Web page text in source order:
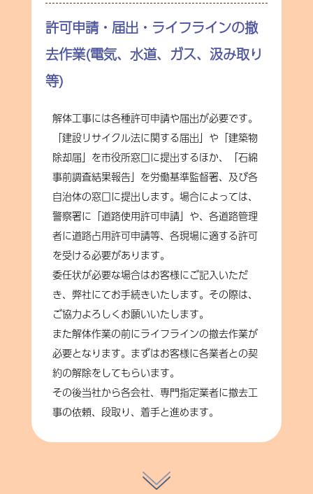
許可申請・届出・ライフラインの撤
去作業(電気、水道、ガス、汲み取り
等)
解体工事には各種許可申請や届出が必要です。
「建設リサイクル法に関する届出」や「建築物
除却届」を市役所窓口に提出するほか、「石綿
事前調査結果報告」を労働基準監督署、及び各
自治体の窓口に提出します。場合によっては、
警察署に「道路使用許可申請」や、各道路管理
者に道路占用許可申請等、各現場に適する許可
を受ける必要があります。
委任状が必要な場合はお客様にご記入いただ
き、弊社にてお手続きいたします。その際は、
ご協力よろしくお願いいたします。
また解体作業の前にライフラインの撤去作業が
必要となります。まずはお客様に各業者との契
約の解除をしてもらいます。
その後当社から各会社、専門指定業者に撤去工
事の依頼、段取り、着手と進めます。